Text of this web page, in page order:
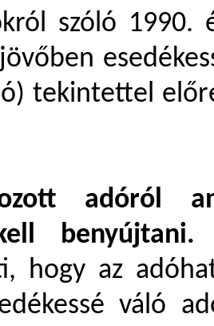
szóló 1990.
tekintettel
adóról
benyújtani.
hogy az
váló